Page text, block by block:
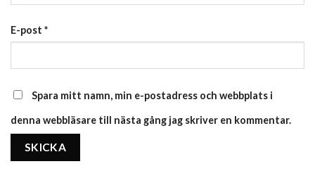
E-post *
Spara mitt namn, min e-postadress och webbplats i
denna webbläsare till nästa gång jag skriver en kommentar.